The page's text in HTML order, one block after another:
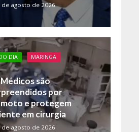
de agosto de 2026
DIA
MARINGA
Médicos são
por
e protegem
em cirurgia
de agosto de 2026